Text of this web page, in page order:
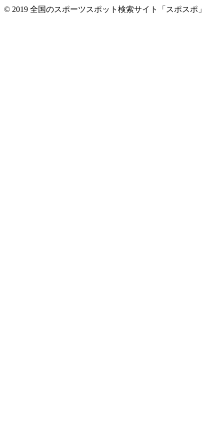
© 2019 全国のスポーツスポット検索サイト「スポスポ」